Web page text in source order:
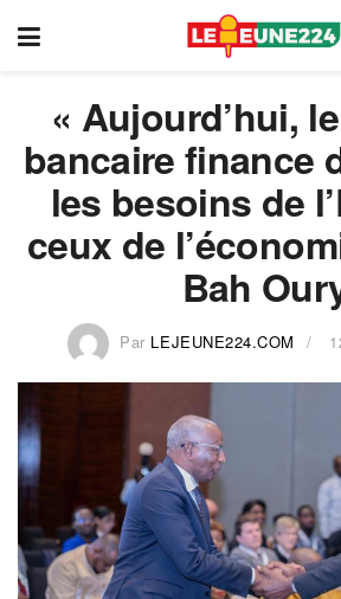
« Aujourd’hui,
bancaire finance
les besoins de
ceux de
Bah
Par LEJEUNE224.COM